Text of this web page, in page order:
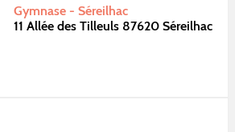
Gymnase - Séreilhac
11 Allée des Tilleuls 87620 Séreilhac